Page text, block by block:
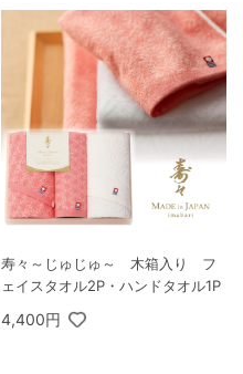
寿々～じゅじゅ～ 木箱入り フ
ェイスタオル2P・ハンドタオル1P
4,400円